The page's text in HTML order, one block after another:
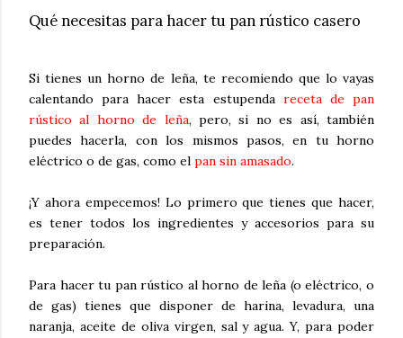
Qué necesitas para hacer tu pan rústico casero
Si tienes un horno de leña, te recomiendo que lo vayas
calentando para hacer esta estupenda receta de pan
rústico al horno de leña, pero, si no es así, también
puedes hacerla, con los mismos pasos, en tu horno
eléctrico o de gas, como el pan sin amasado.
¡Y ahora empecemos! Lo primero que tienes que hacer,
es tener todos los ingredientes y accesorios para su
preparación.
Para hacer tu pan rústico al horno de leña (o eléctrico, o
de gas) tienes que disponer de harina, levadura, una
naranja, aceite de oliva virgen, sal y agua. Y, para poder